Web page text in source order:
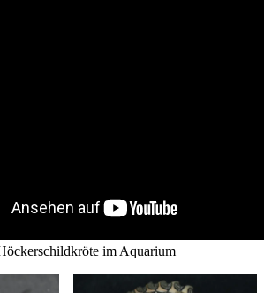
im Aquarium